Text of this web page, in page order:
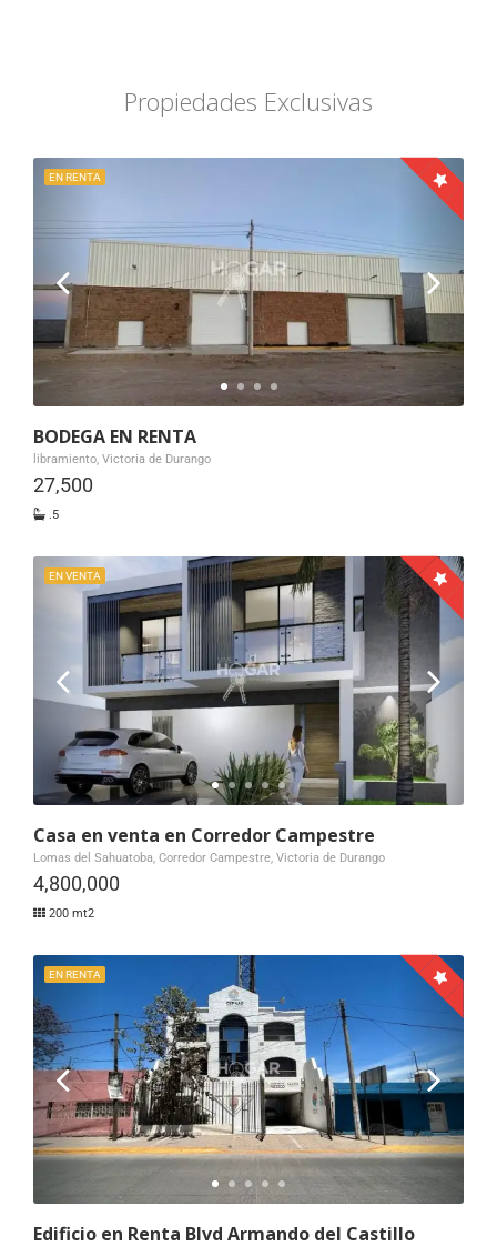
Propiedades Exclusivas
EN RENTA
BODEGA EN RENTA
libramiento, Victoria de Durango
27,500
.5
EN VENTA
Casa en venta en Corredor Campestre
Lomas del Sahuatoba, Corredor Campestre, Victoria de Durango
4,800,000
200 mt2
EN RENTA
Edificio en Renta Blvd Armando del Castillo